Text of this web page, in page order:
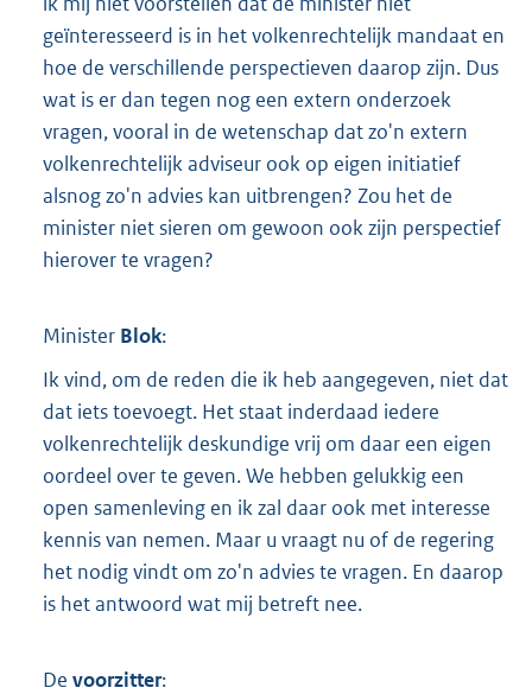
geïnteresseerd is in het volkenrechtelijk mandaat en
hoe de verschillende perspectieven daarop zijn. Dus
wat is er dan tegen nog een extern onderzoek
vragen, vooral in de wetenschap dat zo'n extern
volkenrechtelijk adviseur ook op eigen initiatief
alsnog zo'n advies kan uitbrengen? Zou het de
minister niet sieren om gewoon ook zijn perspectief
hierover te vragen?
Minister Blok:
Ik vind, om de reden die ik heb aangegeven, niet dat
dat iets toevoegt. Het staat inderdaad iedere
volkenrechtelijk deskundige vrij om daar een eigen
oordeel over te geven. We hebben gelukkig een
open samenleving en ik zal daar ook met interesse
kennis van nemen. Maar u vraagt nu of de regering
het nodig vindt om zo'n advies te vragen. En daarop
is het antwoord wat mij betreft nee.
De voorzitter: